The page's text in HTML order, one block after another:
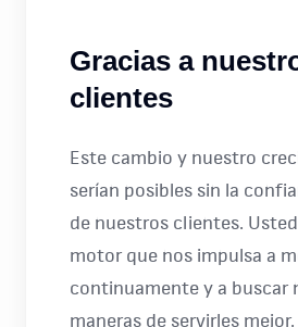
Gracias a
clientes
Este cambio y nuestro
serían posibles sin la
de nuestros clientes.
motor que nos impulsa a
continuamente y a buscar
maneras de servirles mejor.